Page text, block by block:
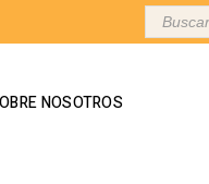
NOSOTROS